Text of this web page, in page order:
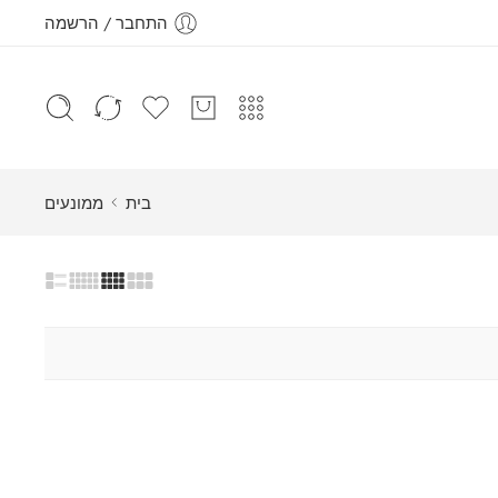
התחבר / הרשמה
בית ממונעים